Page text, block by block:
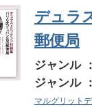
デュラ
郵便局
ジャンル
ジャンル
マルグリット